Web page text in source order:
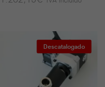
Descatalogado